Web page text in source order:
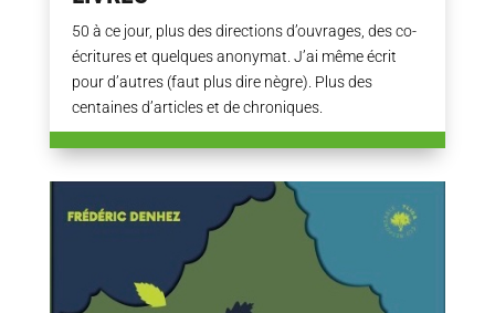
50 à ce jour, plus des directions d’ouvrages, des co-
écritures et quelques anonymat. J’ai même écrit
pour d’autres (faut plus dire nègre). Plus des
centaines d’articles et de chroniques.